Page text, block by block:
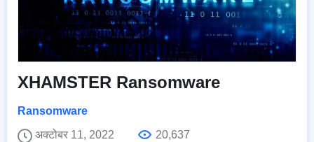
XHAMSTER Ransomware
Ransomware
अक्टोबर 11, 2022
20,637